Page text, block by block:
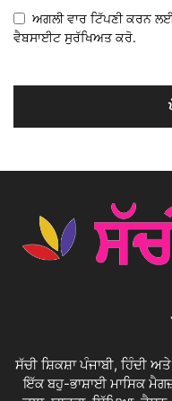
ਅਗਲੀ ਵਾਰ ਟਿੱਪਣੀ ਕਰਨ
ਵੈਬਸਾਈਟ ਸੁਰੱਖਿਅਤ ਕਰੋ.
ਸੱਚੀ ਸ਼ਿਕਸ਼ਾ ਪੰਜਾਬੀ, ਹਿੰਦੀ
ਇੱਕ ਬਹੁ-ਭਾਸ਼ਾਈ ਮਾਸਿਕ